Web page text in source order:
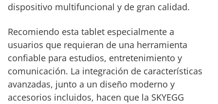
Android 14
dispositivo multifuncional y de gran calidad.
Recomiendo esta tablet especialmente a
usuarios que requieran de una herramienta
confiable para estudios, entretenimiento y
comunicación. La integración de características
avanzadas, junto a un diseño moderno y
accesorios incluidos, hacen que la SKYEGG